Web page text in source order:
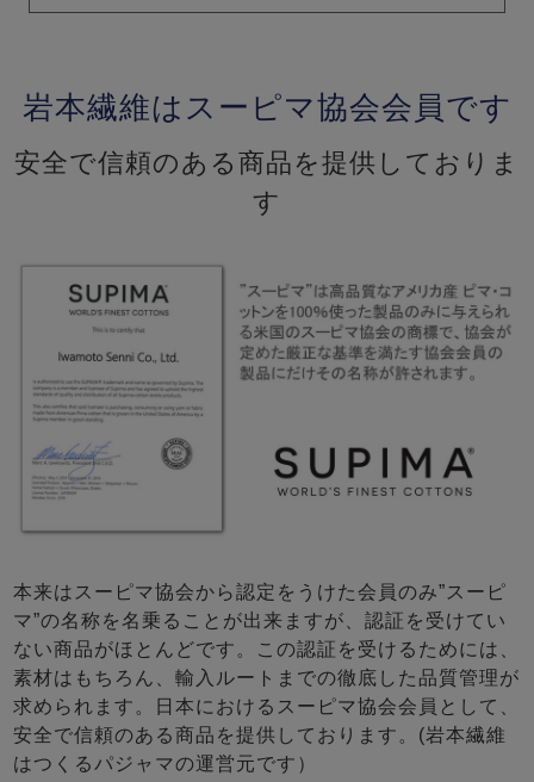
岩本繊維はスーピマ協会会員です
安全で信頼のある商品を提供しておりま
す
本来はスーピマ協会から認定をうけた会員のみ”スーピ
マ”の名称を名乗ることが出来ますが、認証を受けてい
ない商品がほとんどです。この認証を受けるためには、
素材はもちろん、輸入ルートまでの徹底した品質管理が
求められます。日本におけるスーピマ協会会員として、
安全で信頼のある商品を提供しております。(岩本繊維
はつくるパジャマの運営元です）